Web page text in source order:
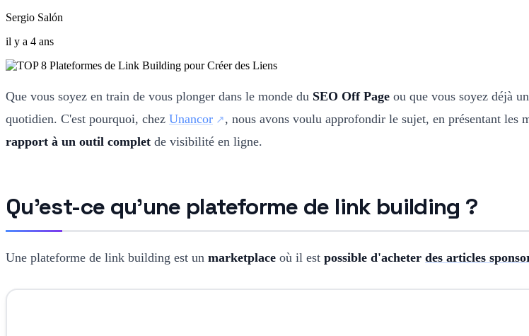
Sergio Salón
il y a 4 ans
Que vous soyez en train de vous plonger dans le monde du SEO Off Page ou que vous soyez déjà
quotidien. C'est pourquoi, chez Unancor , nous avons voulu approfondir le sujet, en présentant
rapport à un outil complet de visibilité en ligne.
Qu'est-ce qu'une plateforme de link building ?
Une plateforme de link building est un marketplace où il est possible d'acheter des articles